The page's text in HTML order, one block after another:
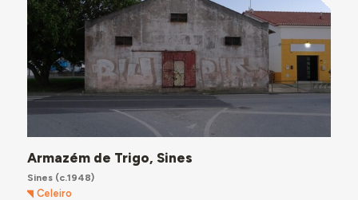
Armazém de Trigo, Sines
Sines(c.1948)
Celeiro